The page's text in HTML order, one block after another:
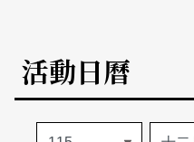
本期專題
歷史專題
活動特區
活動列表
關於我們
活動日曆